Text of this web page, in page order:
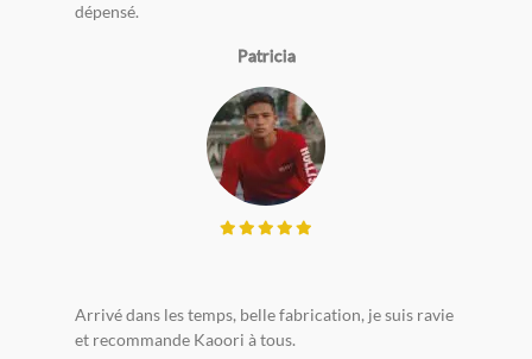
dépensé.
Patricia
Arrivé dans les temps, belle fabrication, je suis ravie
et recommande Kaoori à tous.